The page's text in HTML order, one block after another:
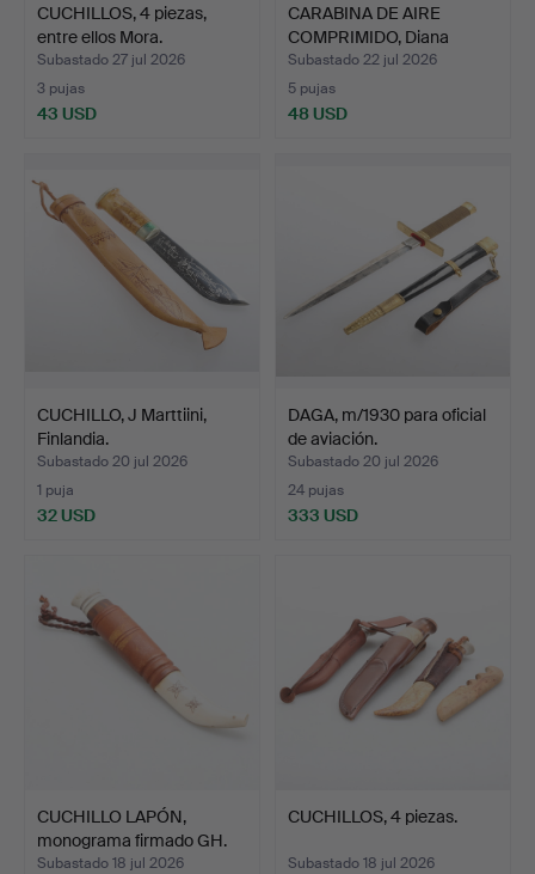
CUCHILLOS, 4 piezas,
entre ellos Mora.
Subastado 27 jul 2026
3 pujas
43 USD
CARABINA DE AIRE
COMPRIMIDO, Diana
modelo …
Subastado 22 jul 2026
5 pujas
48 USD
CUCHILLO, J Marttiini,
Finlandia.
Subastado 20 jul 2026
1 puja
32 USD
DAGA, m/1930 para oficial
de aviación.
Subastado 20 jul 2026
24 pujas
333 USD
CUCHILLO LAPÓN,
monograma firmado GH.
Subastado 18 jul 2026
CUCHILLOS, 4 piezas.
Subastado 18 jul 2026